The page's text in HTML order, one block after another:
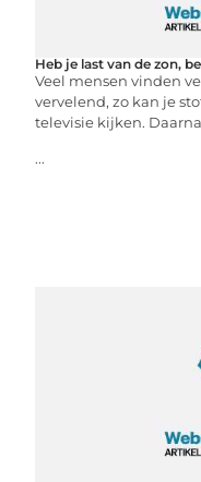
Heb je last van de zon,
Veel mensen vinden
vervelend, zo kan je
televisie kijken.
...